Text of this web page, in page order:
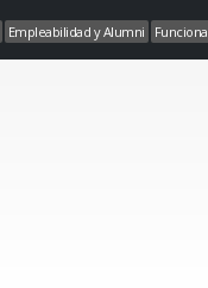
Empleabilidad y Alumni